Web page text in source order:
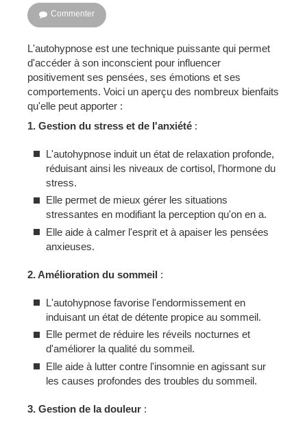
Commenter
L'autohypnose est une technique puissante qui permet
d'accéder à son inconscient pour influencer
positivement ses pensées, ses émotions et ses
comportements. Voici un aperçu des nombreux bienfaits
qu'elle peut apporter :
1. Gestion du stress et de l'anxiété :
L'autohypnose induit un état de relaxation profonde,
réduisant ainsi les niveaux de cortisol, l'hormone du
stress.
Elle permet de mieux gérer les situations
stressantes en modifiant la perception qu'on en a.
Elle aide à calmer l'esprit et à apaiser les pensées
anxieuses.
2. Amélioration du sommeil :
L'autohypnose favorise l'endormissement en
induisant un état de détente propice au sommeil.
Elle permet de réduire les réveils nocturnes et
d'améliorer la qualité du sommeil.
Elle aide à lutter contre l'insomnie en agissant sur
les causes profondes des troubles du sommeil.
3. Gestion de la douleur :